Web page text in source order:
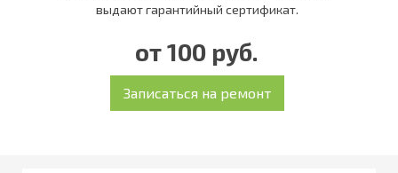
выдают гарантийный сертификат.
от 100 руб.